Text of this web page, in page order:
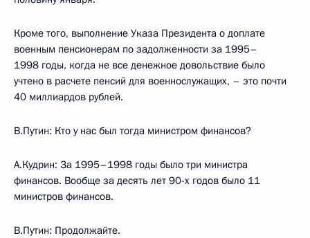
Кроме того, выполнение Указа Президента о доплате
военным пенсионерам по задолженности за 1995–
1998 годы, когда не все денежное довольствие было
учтено в расчете пенсий для военнослужащих, – это почти
40 миллиардов рублей.
В.Путин: Кто у нас был тогда министром финансов?
А.Кудрин: За 1995–1998 годы было три министра
финансов. Вообще за десять лет 90-х годов было 11
министров финансов.
В.Путин: Продолжайте.